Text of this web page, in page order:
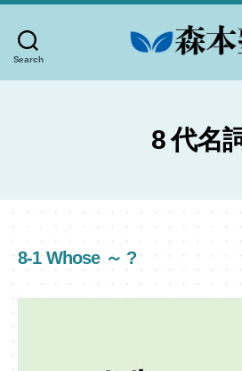
Search
市
個
導-
森
本
塾
8 代名
8-1 Whose ～ ?